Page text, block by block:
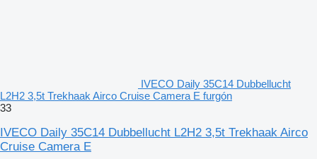
IVECO Daily 35C14 Dubbellucht
L2H2 3,5t Trekhaak Airco Cruise Camera E furgón
33
IVECO Daily 35C14 Dubbellucht L2H2 3,5t Trekhaak Airco
Cruise Camera E